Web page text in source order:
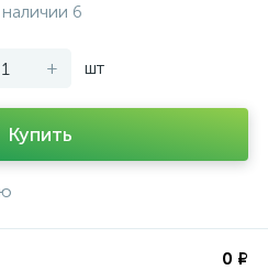
6
+ шт
Купить
0 ₽